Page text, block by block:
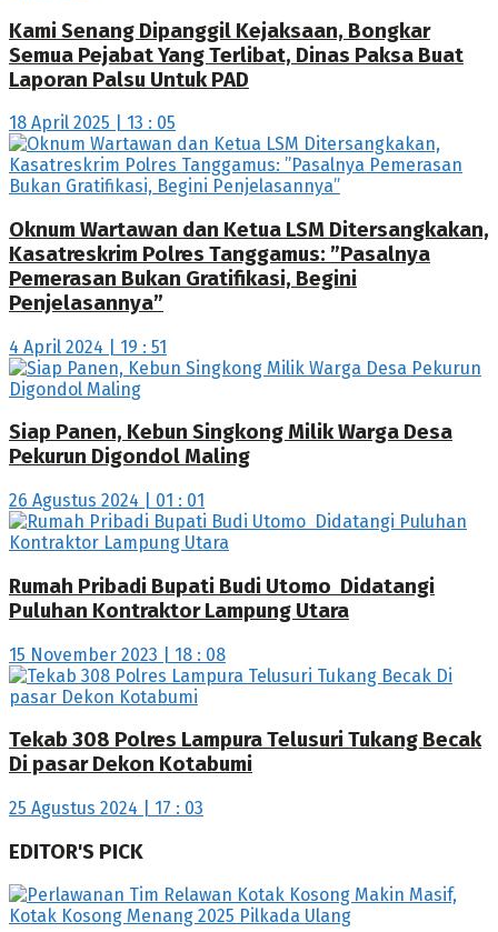
Kami Senang Dipanggil Kejaksaan, Bongkar
Semua Pejabat Yang Terlibat, Dinas Paksa Buat
Laporan Palsu Untuk PAD
18 April 2025 | 13 : 05
Oknum Wartawan dan Ketua LSM Ditersangkakan,
Kasatreskrim Polres Tanggamus: ”Pasalnya
Pemerasan Bukan Gratifikasi, Begini
Penjelasannya”
4 April 2024 | 19 : 51
Siap Panen, Kebun Singkong Milik Warga Desa
Pekurun Digondol Maling
26 Agustus 2024 | 01 : 01
Rumah Pribadi Bupati Budi Utomo Didatangi
Puluhan Kontraktor Lampung Utara
15 November 2023 | 18 : 08
Tekab 308 Polres Lampura Telusuri Tukang Becak
Di pasar Dekon Kotabumi
25 Agustus 2024 | 17 : 03
EDITOR'S PICK